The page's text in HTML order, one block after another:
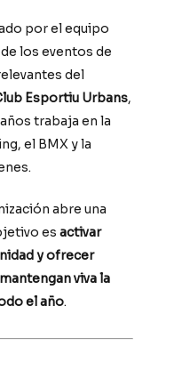
por el equipo
de los eventos de
del
Esportiu Urbans,
trabaja en la
el BMX y la
abre una
esactivar
y ofrecer
viva la
el año.